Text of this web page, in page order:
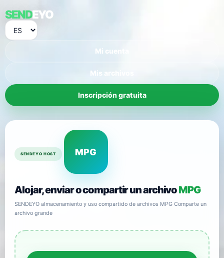
SENDEYO
Mi cuenta
Mis archivos
Inscripción gratuita
SENDEYO HOST MPG
Alojar, enviar o compartir un archivoMPG
SENDEYO almacenamiento y uso compartido de archivos MPG Comparte un
archivo grande